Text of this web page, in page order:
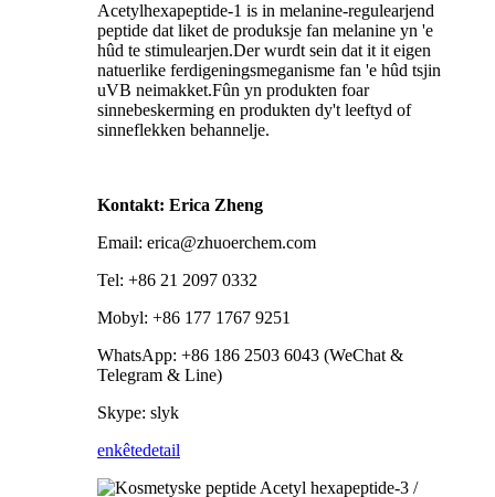
Acetylhexapeptide-1 is in melanine-regulearjend
peptide dat liket de produksje fan melanine yn 'e
hûd te stimulearjen.Der wurdt sein dat it it eigen
natuerlike ferdigeningsmeganisme fan 'e hûd tsjin
uVB neimakket.Fûn yn produkten foar
sinnebeskerming en produkten dy't leeftyd of
sinneflekken behannelje.
Kontakt: Erica Zheng
Email: erica@zhuoerchem.com
Tel: +86 21 2097 0332
Mobyl: +86 177 1767 9251
WhatsApp: +86 186 2503 6043 (WeChat &
Telegram & Line)
Skype: slyk
enkêtedetail